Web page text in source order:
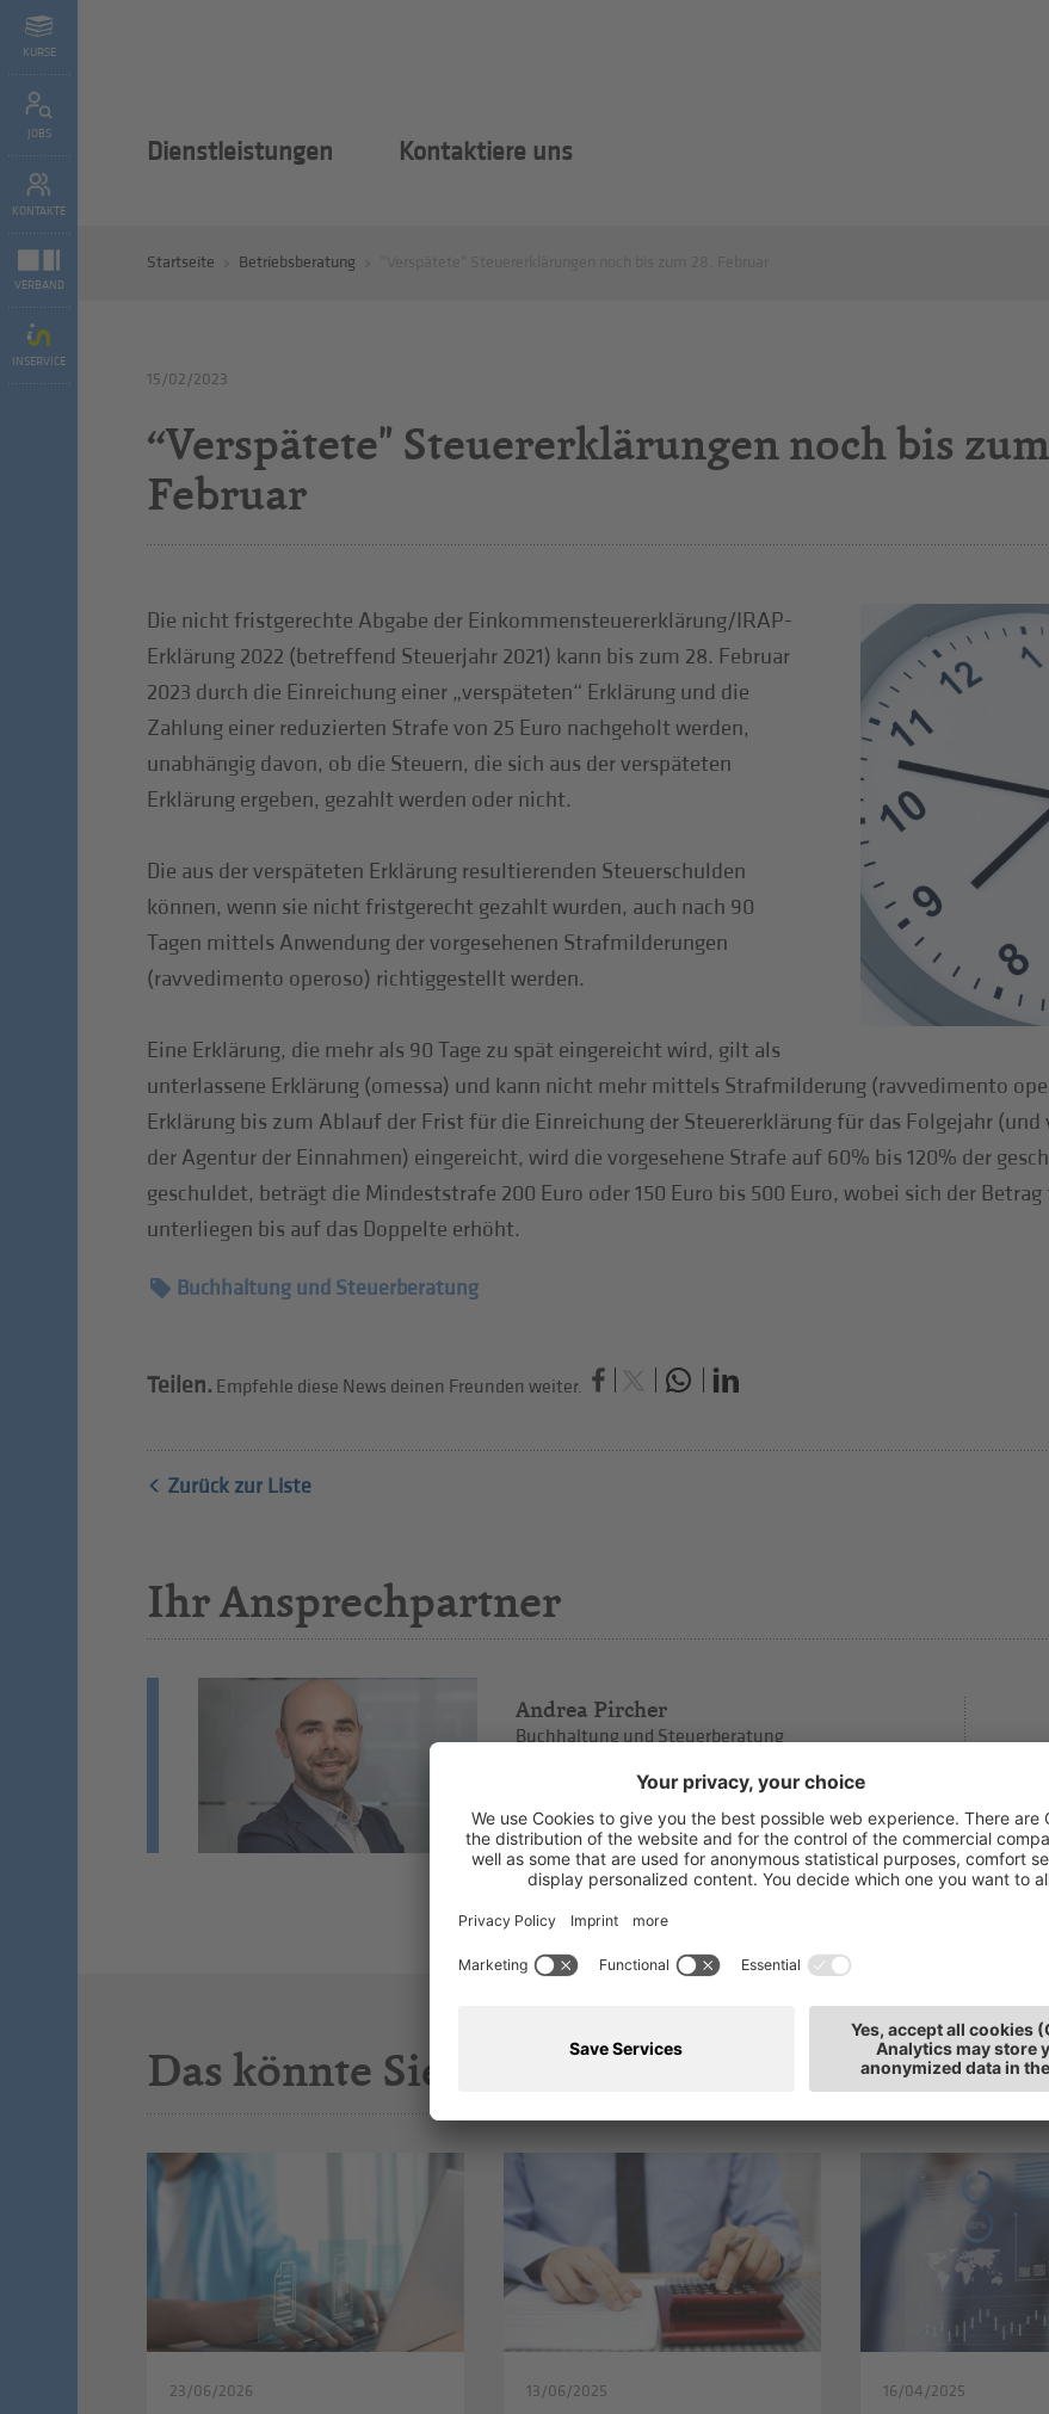
KURSE
JOBS
KONTAKTE
VERBAND
INSERVICE
Dienstleistungen Kontaktiere uns
Startseite Betriebsberatung
15/02/2023
“Verspätete" Steuererklärungen noch bis
Februar
Die nicht fristgerechte Abgabe der Einkommensteuererklärung/IRAP-
Erklärung 2022 (betreffend Steuerjahr 2021) kann bis zum 28. Februar
2023 durch die Einreichung einer „verspäteten“ Erklärung und die
Zahlung einer reduzierten Strafe von 25 Euro nachgeholt werden,
unabhängig davon, ob die Steuern, die sich aus der verspäteten
Erklärung ergeben, gezahlt werden oder nicht.
Die aus der verspäteten Erklärung resultierenden Steuerschulden
können, wenn sie nicht fristgerecht gezahlt wurden, auch nach 90
Tagen mittels Anwendung der vorgesehenen Strafmilderungen
(ravvedimento operoso) richtiggestellt werden.
Eine Erklärung, die mehr als 90 Tage zu spät eingereicht wird, gilt als
unterlassene Erklärung (omessa) und kann nicht mehr mittels Strafmilderung (ravvedimento
Erklärung bis zum Ablauf der Frist für die Einreichung der Steuererklärung für das Folgejahr
der Agentur der Einnahmen) eingereicht, wird die vorgesehene Strafe auf 60% bis 120% der
geschuldet, beträgt die Mindeststrafe 200 Euro oder 150 Euro bis 500 Euro, wobei sich der
unterliegen bis auf das Doppelte erhöht.
Buchhaltung und Steuerberatung
Teilen. Empfehle diese News deinen Freunden weiter.
Zurück zur Liste
Ihr Ansprechpartner
Andrea Pircher
Buchhaltung und Steuerberatung
Sitz: Bozen
T:
Das könnte Sie auch interessieren
23/06/2026 13/06/2025 16/04/2025